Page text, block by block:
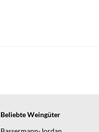
Beliebte Weingüter